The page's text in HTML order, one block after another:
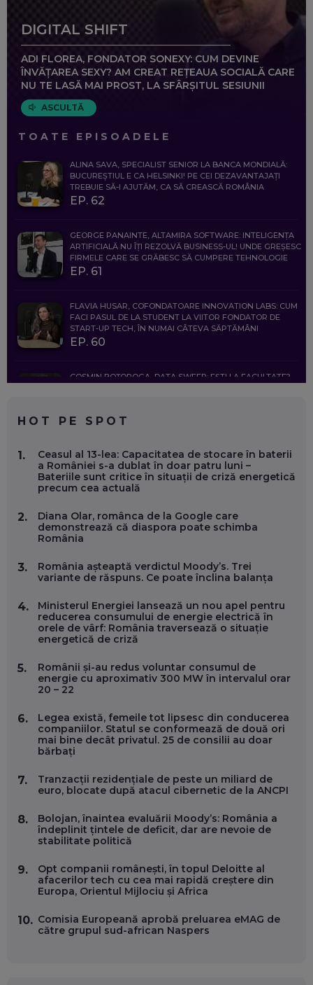
DIGITAL SHIFT
ADI FLOREA, FONDATOR SONEXY: CUM DEVINE
ÎNVĂȚAREA SEXY? AM CREAT REȚEAUA SOCIALĂ CARE
NU TE LASĂ MAI PROST, LA SFÂRȘITUL SESIUNII
ASCULTĂ
TOATE EPISOADELE
ALINA SAVA, SPECIALIST SENIOR LA BANCA MONDIALĂ:
BUCUREȘTIUL E CA HELSINKI! PE CEI DEZAVANTAJAȚI
TREBUIE SĂ-I AJUTĂM, CA SĂ CREASCĂ ROMÂNIA
EP. 62
GEORGE PANAINTE, ALTAMIRA SOFTWARE: INTELIGENȚA
ARTIFICIALĂ NU ÎȚI REZOLVĂ BUSINESS-UL! UNDE GREȘESC
FIRMELE CARE SE GRĂBESC SĂ CUMPERE TEHNOLOGIE
EP. 61
FLAVIA HUSAR, COFONDATOARE INNOVATION LABS: CUM
FACI PASUL DE LA STUDENT LA VIITOR FONDATOR DE
START-UP TECH, ÎN NUMAI CÂTEVA SĂPTĂMÂNI
EP. 60
COSMIN BOȚOROGA, DATA SWEEP: EȘTI LA FACULTATE?
FOLOSEȘTI TEHNOLOGIA CA SĂ FII MAI BUN LA JOB. ȘI CUM
SE VA SCHIMBA MUNCA, ÎN URMĂTORII ANI
EP. 58
MARIUS PAȘCULEA, COFONDATOR AL KULTH: CUM
FOLOSEȘTI TEHNOLOGIA CA SĂ ÎȚI DESCHIZI DRUMUL
CĂTRE ARTĂ, LA NIVEL GLOBAL
EFICIENT VIAȚA ONLINE. ȘI CARE SUNT PRIMII PAȘI ÎNTR-O
CARIERĂ DE „HACKER CU PERMIS”
EP. 56
DOINA VÎLCEANU, CONTENTSPEED: VREI SUCCES ONLINE?
ÎNVAȚĂ AEO ȘI GEO!
EP. 55
OLIVIU MATEI, HOLISUN: SOFTWARE DE LA CLUJ PENTRU
WASHINGTON, OCHELARI INTELIGENȚI ȘI FERME
VERTICALE FĂRĂ PĂMÂNT
INSTITUȚIILE STATULUI?
EP. 53
VOICU OPREAN (AROBS): CUM CONSTRUIEȘTI O COMPANIE
GLOBALĂ, FĂRĂ SĂ PIERZI LEGĂTURA CU COMUNITATEA
TA LOCALĂ - ȘI CE SĂ DAI ÎNAPOI
ROBERT GRAUR, FOMO: SPEAKERUL PE SCENĂ, INVITATUL
HOT PE SPOT
1.
Ceasul al 13-lea: Capacitatea de stocare în baterii
a României s-a dublat în doar patru luni –
Bateriile sunt critice în situații de criză energetică
precum cea actuală
2.
Diana Olar, românca de la Google care
demonstrează că diaspora poate schimba
România
3.
România așteaptă verdictul Moody’s. Trei
variante de răspuns. Ce poate înclina balanța
4.
Ministerul Energiei lansează un nou apel pentru
reducerea consumului de energie electrică în
orele de vârf: România traversează o situație
energetică de criză
5.
Românii și-au redus voluntar consumul de
energie cu aproximativ 300 MW în intervalul orar
20 – 22
6.
Legea există, femeile tot lipsesc din conducerea
companiilor. Statul se conformează de două ori
mai bine decât privatul. 25 de consilii au doar
bărbați
7.
Tranzacții rezidențiale de peste un miliard de
euro, blocate după atacul cibernetic de la ANCPI
8.
Bolojan, înaintea evaluării Moody’s: România a
îndeplinit țintele de deficit, dar are nevoie de
stabilitate politică
9.
Opt companii românești, în topul Deloitte al
afacerilor tech cu cea mai rapidă creștere din
Europa, Orientul Mijlociu și Africa
10. Comisia Europeană aprobă preluarea eMAG de
către grupul sud-african Naspers